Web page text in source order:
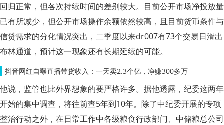
回归正常，但各次持续时间的差别较大。目前公开市场净投放量
已有所减少，但公开市场操作余额依然较高，且目前货币条件与
信贷需求的分化情况突出，二季度以来dr007有73个交易日滑出
布林通道，预计这一现象还有长期延续的可能。
抖音网红自曝直播带货收入：一天卖2.3个亿，净赚300多万
他说，监管也比外界想象的要严格许多。据他透露，纪委这两年
开始的集中调查，将往前查5年到10年。除了中纪委开展的专项
整治行动之外，在日常工作中各级粮食行政部门、中储粮总公司